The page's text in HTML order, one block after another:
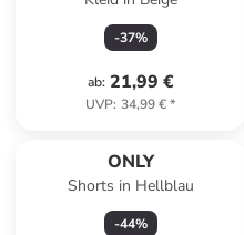
-37%
ab: 21,99 €
UVP: 34,99 €*
ONLY
Shorts in Hellblau
-44%